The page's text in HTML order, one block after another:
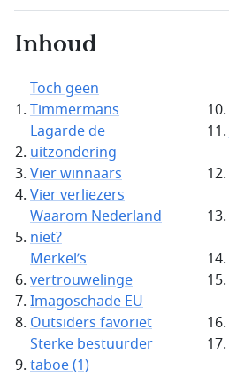
Inhoud
Toch geen
Timmermans
Lagarde de
uitzondering
Vier winnaars
Vier verliezers
Waarom Nederland
niet?
Merkel’s
vertrouwelinge
Imagoschade EU
Outsiders favoriet
Sterke bestuurder
taboe (1)